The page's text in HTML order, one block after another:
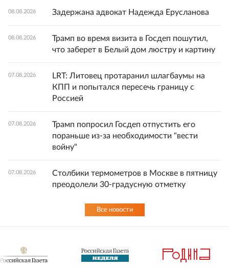
08.08.2026 Задержана адвокат Надежда Ерусланова
08.08.2026
Трамп во время визита в Госдеп пошутил,
что заберет в Белый дом люстру и картину
07.08.2026
LRT: Литовец протаранил шлагбаумы на
КПП и попытался пересечь границу с
Россией
07.08.2026
Трамп попросил Госдеп отпустить его
пораньше из-за необходимости "вести
войну"
07.08.2026
Столбики термометров в Москве в пятницу
преодолели 30-градусную отметку
Все новости